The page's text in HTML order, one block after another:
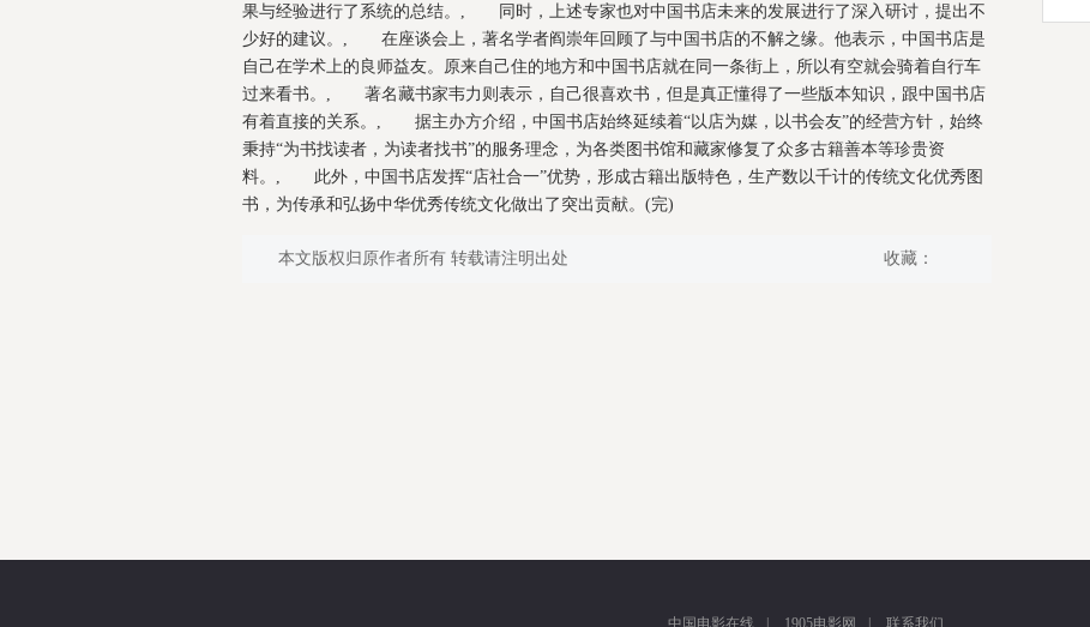
果与经验进行了系统的总结。, 同时，上述专家也对中国书店未来的发展进行了深入研讨，提出不
少好的建议。, 在座谈会上，著名学者阎崇年回顾了与中国书店的不解之缘。他表示，中国书店是
自己在学术上的良师益友。原来自己住的地方和中国书店就在同一条街上，所以有空就会骑着自行车
过来看书。, 著名藏书家韦力则表示，自己很喜欢书，但是真正懂得了一些版本知识，跟中国书店
有着直接的关系。, 据主办方介绍，中国书店始终延续着“以店为媒，以书会友”的经营方针，始终
秉持“为书找读者，为读者找书”的服务理念，为各类图书馆和藏家修复了众多古籍善本等珍贵资
料。, 此外，中国书店发挥“店社合一”优势，形成古籍出版特色，生产数以千计的传统文化优秀图
书，为传承和弘扬中华优秀传统文化做出了突出贡献。(完)
本文版权归原作者所有 转载请注明出处 收藏：
中国电影在线 1905电影网 联系我们